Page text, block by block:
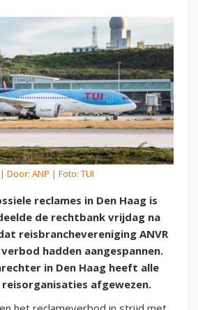
Door: ANP | Foto: TUI
reclames in Den Haag is
de rechtbank vrijdag na
reisbranchevereniging ANVR
hadden aangespannen.
in Den Haag heeft alle
afgewezen.